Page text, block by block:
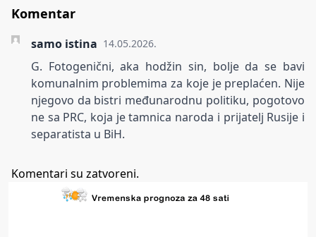
Komentar
samo istina 14.05.2026.
G. Fotogenični, aka hodžin sin, bolje da se bavi
komunalnim problemima za koje je preplaćen. Nije
njegovo da bistri međunarodnu politiku, pogotovo
ne sa PRC, koja je tamnica naroda i prijatelj Rusije i
separatista u BiH.
Komentari su zatvoreni.